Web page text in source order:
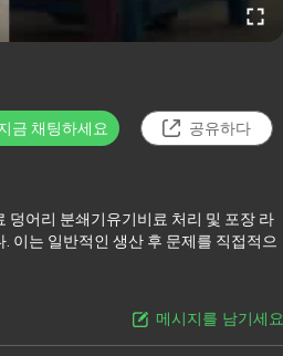
금 채팅하세요 공유하다
덩어리 분쇄기유기비료 처리 및 포장 라
이는 일반적인 생산 후 문제를 직접적으
메시지를 남기세요